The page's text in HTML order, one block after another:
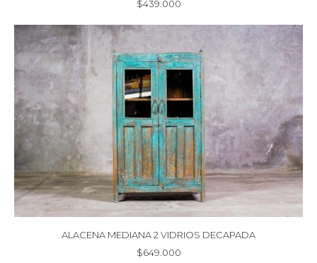
$439.000
ALACENA MEDIANA 2 VIDRIOS DECAPADA
$649.000